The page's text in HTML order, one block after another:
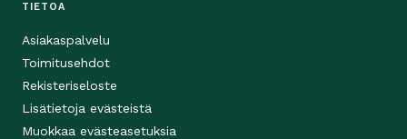
TIETOA
Asiakaspalvelu
Toimitusehdot
Rekisteriseloste
Lisätietoja evästeistä
Muokkaa evästeasetuksia